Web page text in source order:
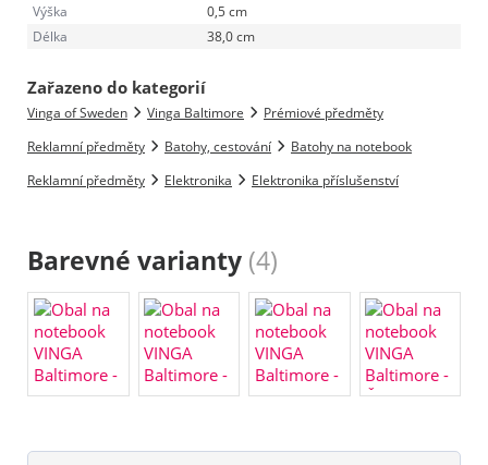
Výška
0,5 cm
Délka
38,0 cm
Zařazeno do kategorií
Vinga of Sweden Vinga Baltimore
Prémiové předměty
Reklamní předměty
Batohy, cestování
Batohy na notebook
Reklamní předměty
Elektronika Elektronika příslušenství
Barevné varianty (4)